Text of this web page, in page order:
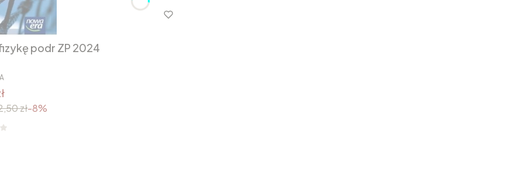
podr ZP 2024
zł-8%